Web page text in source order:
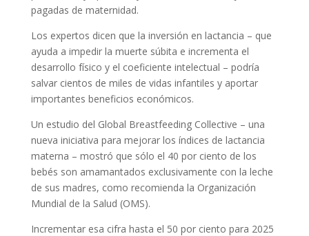
pagadas de maternidad.
Los expertos dicen que la inversión en lactancia – que
ayuda a impedir la muerte súbita e incrementa el
desarrollo físico y el coeficiente intelectual – podría
salvar cientos de miles de vidas infantiles y aportar
importantes beneficios económicos.
Un estudio del Global Breastfeeding Collective – una
nueva iniciativa para mejorar los índices de lactancia
materna – mostró que sólo el 40 por ciento de los
bebés son amamantados exclusivamente con la leche
de sus madres, como recomienda la Organización
Mundial de la Salud (OMS).
Incrementar esa cifra hasta el 50 por ciento para 2025